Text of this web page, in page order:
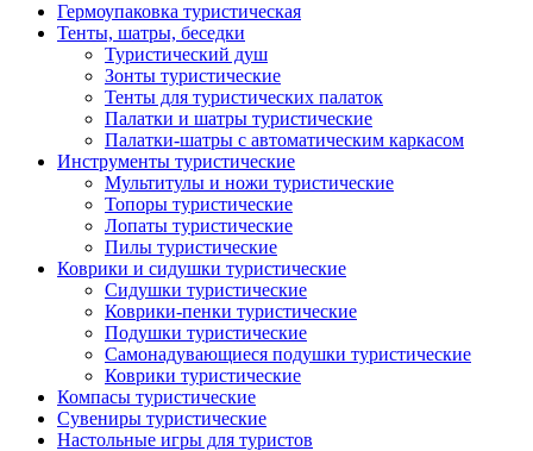
Гермоупаковка туристическая
Тенты, шатры, беседки
Туристический душ
Зонты туристические
Тенты для туристических палаток
Палатки и шатры туристические
Палатки-шатры с автоматическим каркасом
Инструменты туристические
Мультитулы и ножи туристические
Топоры туристические
Лопаты туристические
Пилы туристические
Коврики и сидушки туристические
Сидушки туристические
Коврики-пенки туристические
Подушки туристические
Самонадувающиеся подушки туристические
Коврики туристические
Компасы туристические
Сувениры туристические
Настольные игры для туристов